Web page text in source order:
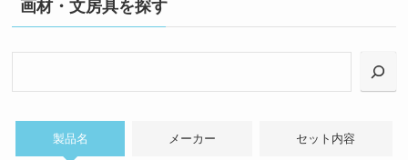
画材・文房具を探す
索
製品名 メーカー セット内容